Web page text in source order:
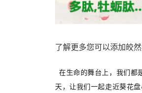
了解更多您可以添加皎
在生命的舞台上，我们都
天，让我们一起走近葵花